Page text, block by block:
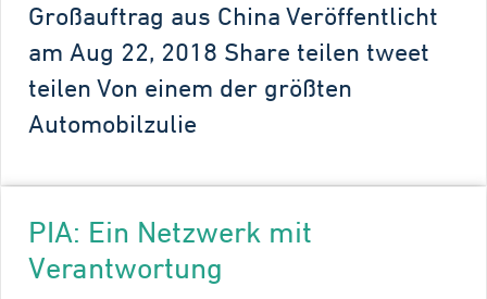
Großauftrag aus China Veröffentlicht
am Aug 22, 2018 Share teilen tweet
teilen Von einem der größten
Automobilzulie
PIA: Ein Netzwerk mit
Verantwortung